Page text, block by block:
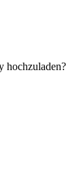
hochzuladen?